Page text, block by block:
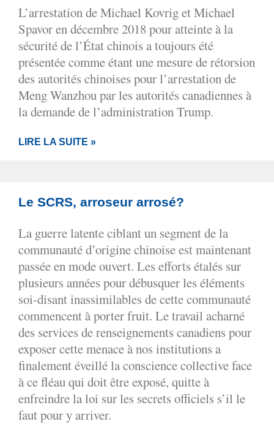
L’arrestation de Michael Kovrig et Michael
Spavor en décembre 2018 pour atteinte à la
sécurité de l’État chinois a toujours été
présentée comme étant une mesure de rétorsion
des autorités chinoises pour l’arrestation de
Meng Wanzhou par les autorités canadiennes à
la demande de l’administration Trump.
LIRE LA SUITE »
Le SCRS, arroseur arrosé?
La guerre latente ciblant un segment de la
communauté d’origine chinoise est maintenant
passée en mode ouvert. Les efforts étalés sur
plusieurs années pour débusquer les éléments
soi-disant inassimilables de cette communauté
commencent à porter fruit. Le travail acharné
des services de renseignements canadiens pour
exposer cette menace à nos institutions a
finalement éveillé la conscience collective face
à ce fléau qui doit être exposé, quitte à
enfreindre la loi sur les secrets officiels s’il le
faut pour y arriver.